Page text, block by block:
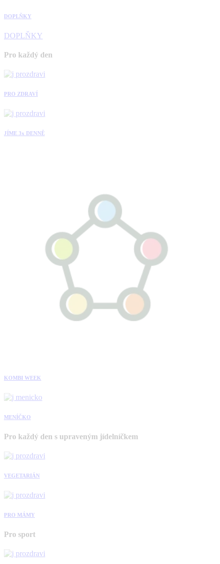
DOPLŇKY
DOPLŇKY
Pro každý den
PRO ZDRAVÍ
JÍME 3x DENNĚ
KOMBI WEEK
MENÍČKO
Pro každý den s upraveným jídelníčkem
VEGETARIÁN
PRO MÁMY
Pro sport